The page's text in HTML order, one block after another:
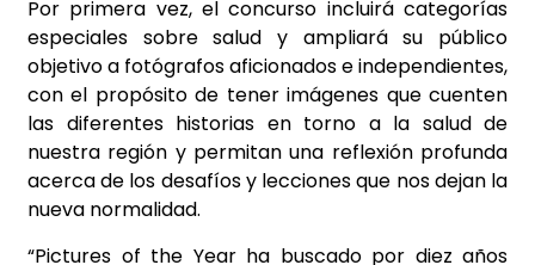
Por primera vez, el concurso incluirá categorías
especiales sobre salud y ampliará su público
objetivo a fotógrafos aficionados e independientes,
con el propósito de tener imágenes que cuenten
las diferentes historias en torno a la salud de
nuestra región y permitan una reflexión profunda
acerca de los desafíos y lecciones que nos dejan la
nueva normalidad.
“Pictures of the Year ha buscado por diez años